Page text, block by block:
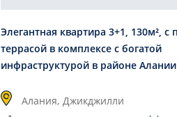
Элегантная квартира 3+1, 130м²,
террасой в комплексе с богатой
инфраструктурой в районе
Алания, Джикджилли